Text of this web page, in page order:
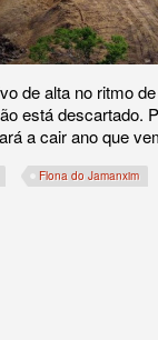
de alta no ritmo de
está descartado.
a cair ano que
Flona do Jamanxim
Amazônia continuará alto